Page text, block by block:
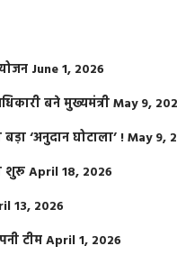
June 1, 2026
बने मुख्यमंत्रीMay 9,
‘अनुदान घोटाला’ !May 9,
शुरूApril 18, 2026
13, 2026
टीमApril 1, 2026